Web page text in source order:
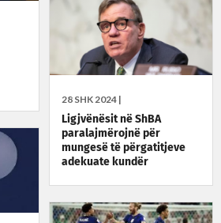
28 SHK 2024 |
Ligjvënësit në ShBA
paralajmërojnë për
mungesë të përgatitjeve
adekuate kundër